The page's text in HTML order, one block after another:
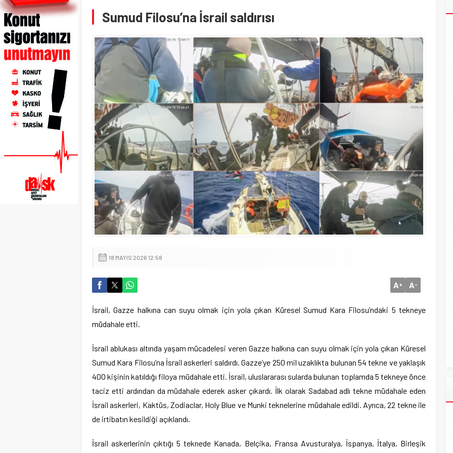
Sumud Filosu’na İsrail saldırısı
18 MAYIS 2026 12:58
A+ A-
İsrail, Gazze halkına can suyu olmak için yola çıkan Küresel Sumud Kara Filosu’ndaki 5 tekneye
müdahale etti.
İsrail ablukası altında yaşam mücadelesi veren Gazze halkına can suyu olmak için yola çıkan Küresel
Sumud Kara Filosu’na İsrail askerleri saldırdı. Gazze’ye 250 mil uzaklıkta bulunan 54 tekne ve yaklaşık
400 kişinin katıldığı filoya müdahale etti. İsrail, uluslararası sularda bulunan toplamda 5 tekneye önce
taciz etti ardından da müdahale ederek asker çıkardı. İlk olarak Sadabad adlı tekne müdahale eden
İsrail askerleri, Kaktüs, Zodiaclar, Holy Blue ve Munki teknelerine müdahale edildi. Ayrıca, 22 tekne ile
de irtibatın kesildiği açıklandı.
İsrail askerlerinin çıktığı 5 teknede Kanada, Belçika, Fransa Avusturalya, İspanya, İtalya, Birleşik